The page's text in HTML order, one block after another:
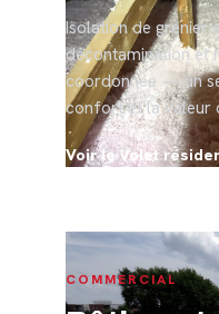
Isolation de grenier
décontamination et
coordonnée — un
confort et la valeur
Voir le volet
COMMERCIAL